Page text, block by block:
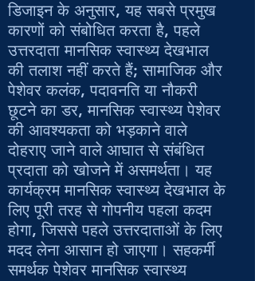
डिजाइन के अनुसार, यह सबसे प्रमुख
कारणों को संबोधित करता है, पहले
उत्तरदाता मानसिक स्वास्थ्य देखभाल
की तलाश नहीं करते हैं; सामाजिक और
पेशेवर कलंक, पदावनति या नौकरी
छूटने का डर, मानसिक स्वास्थ्य पेशेवर
की आवश्यकता को भड़काने वाले
दोहराए जाने वाले आघात से संबंधित
प्रदाता को खोजने में असमर्थता। यह
कार्यक्रम मानसिक स्वास्थ्य देखभाल के
लिए पूरी तरह से गोपनीय पहला कदम
होगा, जिससे पहले उत्तरदाताओं के लिए
मदद लेना आसान हो जाएगा। सहकर्मी
समर्थक पेशेवर मानसिक स्वास्थ्य